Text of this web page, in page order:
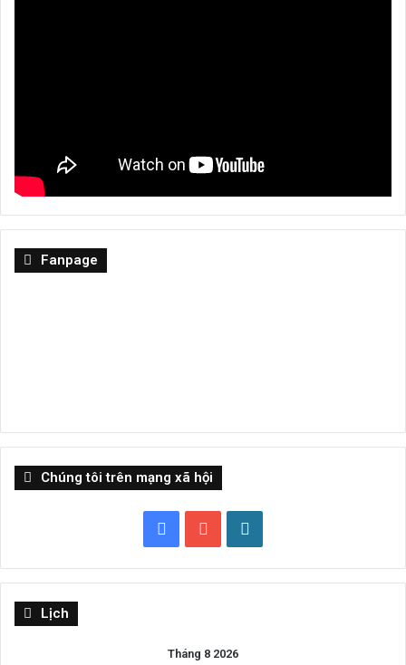
Fanpage
Chúng tôi trên mạng xã hội
FacebookYouTube
Lịch
Tháng 8 2026